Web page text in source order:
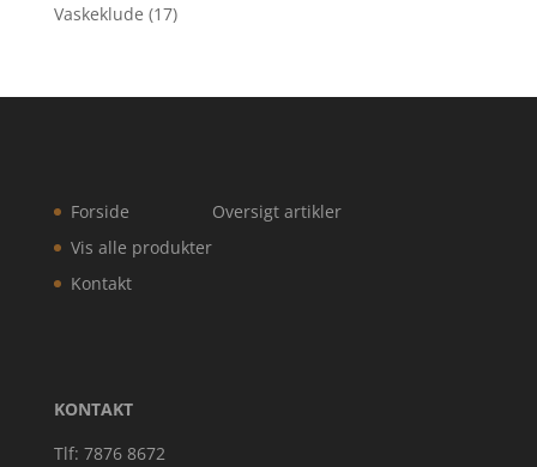
Vaskeklude (17)
Forside
Vis alle produkter
Kontakt
Oversigt artikler
KONTAKT
Tlf: 7876 8672